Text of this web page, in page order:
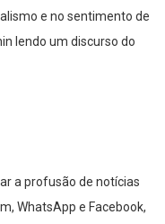
e no sentimento de
lendo um discurso do
a profusão de notícias
WhatsApp e Facebook,